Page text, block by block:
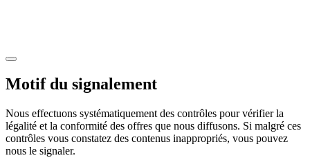
Motif du signalement
Nous effectuons systématiquement des contrôles pour vérifier la
légalité et la conformité des offres que nous diffusons. Si malgré ces
contrôles vous constatez des contenus inappropriés, vous pouvez
nous le signaler.